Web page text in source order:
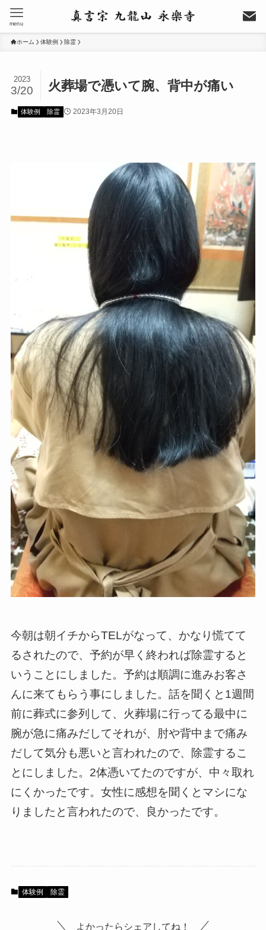
menu
ホーム 体験例 除霊
火葬場で憑いて腕、背中が痛い
2023
3/20
体験例 除霊 2023年3月20日
今朝は朝イチからTELがなって、かなり慌てて
るされたので、予約が早く終われば除霊すると
いうことにしました。予約は順調に進みお客さ
んに来てもらう事にしました。話を聞くと1週間
前に葬式に参列して、火葬場に行ってる最中に
腕が急に痛みだしてそれが、肘や背中まで痛み
だして気分も悪いと言われたので、除霊するこ
とにしました。2体憑いてたのですが、中々取れ
にくかったです。女性に感想を聞くとマシにな
りましたと言われたので、良かったです。
体験例 除霊
よかったらシェアしてね！